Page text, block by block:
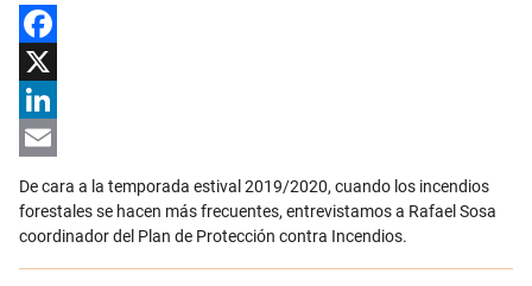
Facebook
X
LinkedIn
De cara a la temporada estival 2019/2020, cuando los incendios
forestales se hacen más frecuentes, entrevistamos a Rafael Sosa
coordinador del Plan de Protección contra Incendios.